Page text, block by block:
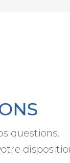
questions.